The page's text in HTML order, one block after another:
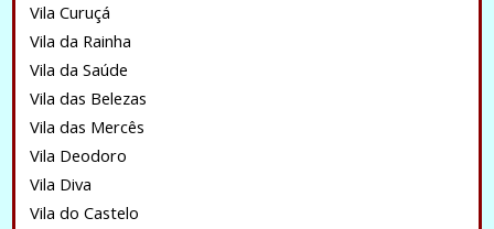
Vila Curuçá
Vila da Rainha
Vila da Saúde
Vila das Belezas
Vila das Mercês
Vila Deodoro
Vila Diva
Vila do Castelo